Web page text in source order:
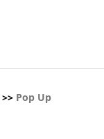
>> Pop Up